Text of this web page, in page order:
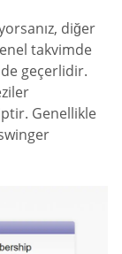
diğer
takvimde
geçerlidir.
Genellikle